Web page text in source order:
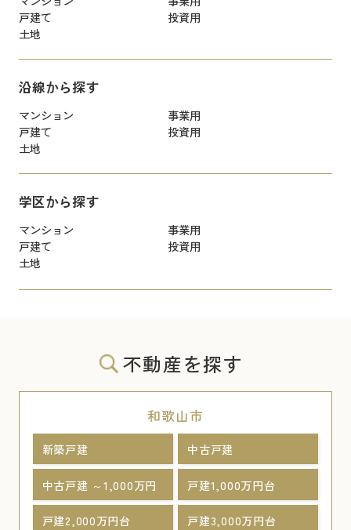
戸建て
投資用
土地
沿線から探す
マンション
事業用
戸建て
投資用
土地
学区から探す
マンション
事業用
戸建て
投資用
土地
不動産を探す
和歌山市
新築戸建 中古戸建
中古戸建 ～1,000万円 戸建1,000万円台
戸建2,000万円台 戸建3,000万円台